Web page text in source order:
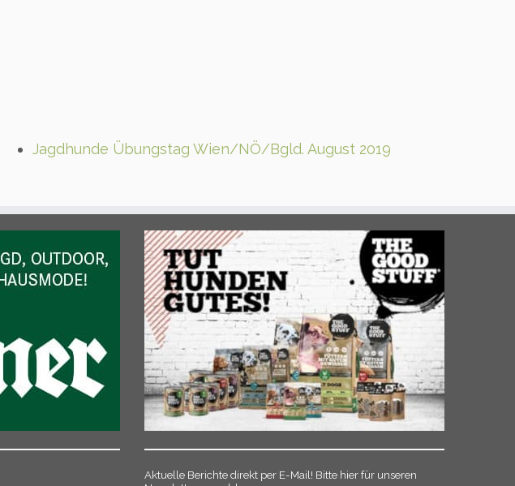
Jagdhunde Übungstag Wien/NÖ/Bgld. August 2019
Aktuelle Berichte direkt per E-Mail! Bitte hier für unseren